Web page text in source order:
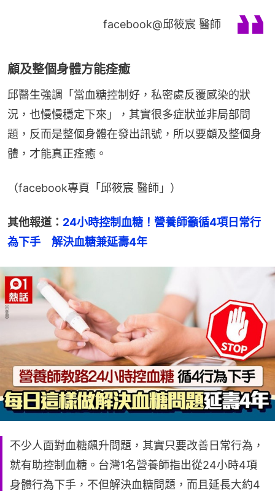
facebook@邱筱宸 醫師
顧及整個身體方能痊癒
邱醫生強調「當血糖控制好，私密處反覆感染的狀
況，也慢慢穩定下來」，其實很多症狀並非局部問
題，反而是整個身體在發出訊號，所以要顧及整個身
體，才能真正痊癒。
（facebook專頁「邱筱宸 醫師」）
其他報道： 24小時控制血糖！營養師籲循4項日常行
為下手　解決血糖兼延壽4年
不少人面對血糖飆升問題，其實只要改善日常行為，
就有助控制血糖。台灣1名營養師指出從24小時4項
身體行為下手，不但解決血糖問題，而且延長大約4